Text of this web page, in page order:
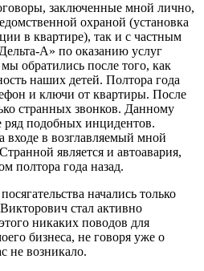
заключенные мной лично,
охраной (установка
в квартире), так и с частным
А» по оказанию услуг
обратились после того, как
наших детей. Полтора года
и ключи от квартиры. После
странных звонков. Данному
ряд подобных инцидентов.
в возглавляемый мной
является и автоавария,
полтора года назад.
начались только
стал активно
никаких поводов для
бизнеса, не говоря уже о
не возникало.